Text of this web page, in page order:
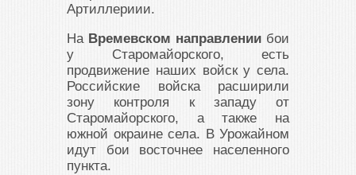
Артиллериии.
На Времевском направлении бои
у Старомайорского, есть
продвижение наших войск у села.
Российские войска расширили
зону контроля к западу от
Старомайорского, а также на
южной окраине села. В Урожайном
идут бои восточнее населенного
пункта.